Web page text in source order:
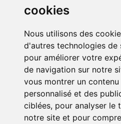
cookies
Nous utilisons des
d'autres technologies de
pour améliorer votre
de navigation sur notre
vous montrer un contenu
personnalisé et des
ciblées, pour analyser le
notre site et pour
8.00€ 0
Eaglemoss - Figurine Cheetah - DC Comics - Plomb